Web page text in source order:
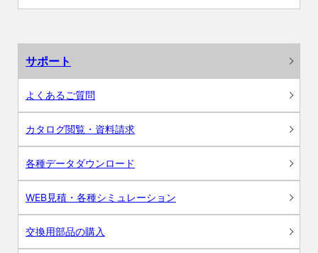
サポート
よくあるご質問
カタログ閲覧・資料請求
各種データダウンロード
WEB見積・各種シミュレーション
交換用部品の購入